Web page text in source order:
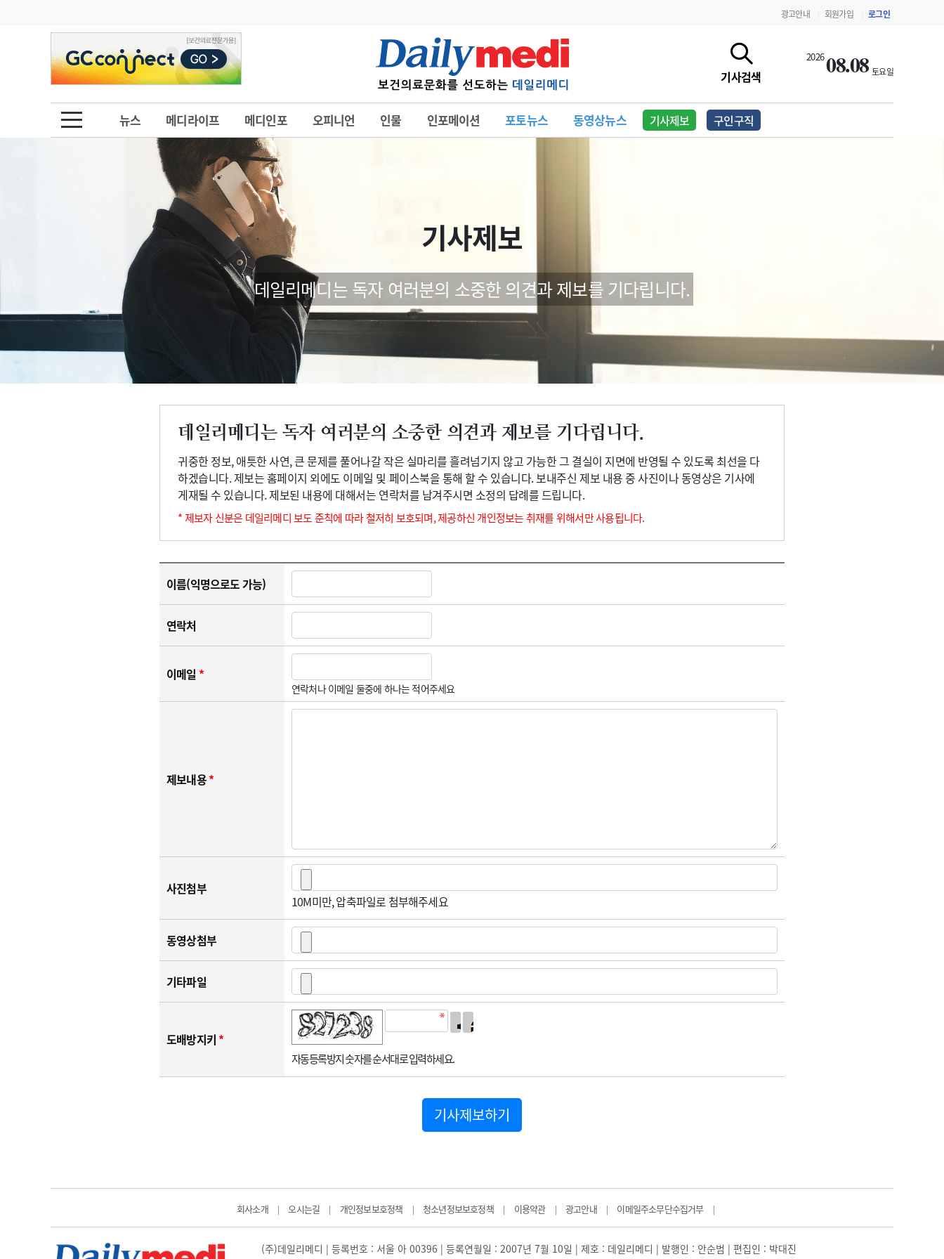
광고안내 회원가입 로그인
기사검색
202608.08 토요일
뉴스 메디라이프 메디인포 오피니언 인물 인포메이션 포토뉴스 동영상뉴스 기사제보 구인구직
금주의 검색어
1
의사인력 수급 추계
2
성분명 처방
3
AI의료
4
전공의 모집 결과
의사국시 합격률
6
관리급여 실시
의과대학 입시
10 약가인하
인사 사고
오피니언 칼럼 수첩
인물 초대석 피플
포토뉴스
지역병원 중소병원
행정처분 판례
학회·연수강좌 학회/연수강좌 행사
법적고지
기사제보
데일리메디는 독자 여러분의 소중한 의견과 제보를 기다립니다.
데일리메디는 독자 여러분의 소중한 의견과 제보를 기다립니다.
귀중한 정보, 애틋한 사연, 큰 문제를 풀어나갈 작은 실마리를 흘려넘기지 않고 가능한 그 결실이 지면에 반영될 수 있도록 최선을 다
하겠습니다. 제보는 홈페이지 외에도 이메일 및 페이스북을 통해 할 수 있습니다. 보내주신 제보 내용 중 사진이나 동영상은 기사에
게재될 수 있습니다. 제보된 내용에 대해서는 연락처를 남겨주시면 소정의 답례를 드립니다.
* 제보자 신분은 데일리메디 보도 준칙에 따라 철저히 보호되며, 제공하신 개인정보는 취재를 위해서만 사용됩니다.
이름(익명으로도 가능)
연락처
이메일 *
연락처나 이메일 둘중에 하나는 적어주세요
제보내용*
사진첨부
10M미만, 압축파일로 첨부해주세요
동영상첨부
기타파일
도배방지키 *
자동등록방지 숫자를 순서대로 입력하세요.
기사제보하기
회사소개 | 오시는길 | 개인정보보호정책 | 청소년정보보호정책 | 이용약관 | 광고안내 | 이메일주소무단수집거부 |
(주)데일리메디 | 등록번호 : 서울 아 00396 | 등록연월일 : 2007년 7월 10일 | 제호 : 데일리메디 | 발행인 : 안순범 | 편집인 : 박대진